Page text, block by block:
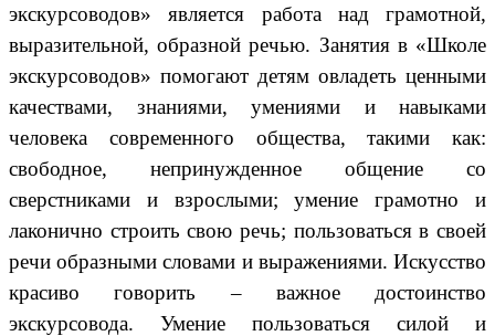
экскурсоводов» является работа над грамотной,
выразительной, образной речью. Занятия в «Школе
экскурсоводов» помогают детям овладеть ценными
качествами, знаниями, умениями и навыками
человека современного общества, такими как:
свободное, непринужденное общение со
сверстниками и взрослыми; умение грамотно и
лаконично строить свою речь; пользоваться в своей
речи образными словами и выражениями. Искусство
красиво говорить – важное достоинство
экскурсовода. Умение пользоваться силой и